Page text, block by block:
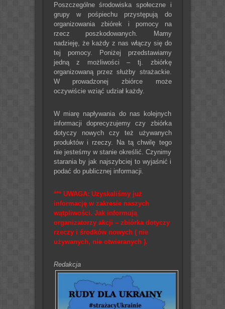
Poszczególne środowiska społeczne i
grupy w pośpiechu przystępują do
organizowania zbiórek i pomocy na
rzecz poszkodowanych. Mamy
nadzieję, że każdy z nas włączy się do
tej pomocy. Poniżej przedstawiamy
jedną z możliwości – tj. zbiórkę
organizowaną przez służby strażackie.
W prowadzonej zbiórce może
oczywiście wziąć udział każdy.
W miarę napływania do nas kolejnych
informacji doprecyzujemy czy zbiórka
dotyczy nowych czy też używanych
produktów i rzeczy. Na tą chwilę tego
nie jesteśmy w stanie określić. Czynimy
starania by jak najszybciej to wyjaśnić i
podać do publicznej informacji.
*** UWAGA: Uzyskaliśmy już
informację w zakresie naszych
wątpliwości. Jak informują
organizatorzy akcji – zbiórka dotyczy
rzeczy i środków nowych ( nie
używanych, nie otwieranych ).
Redakcja